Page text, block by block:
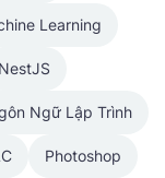
Learning
NestJS
Ngữ Lập Trình
Photoshop